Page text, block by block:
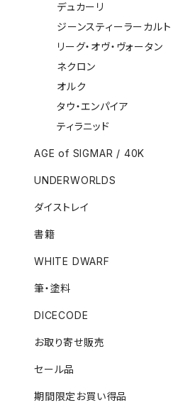
デュカーリ
ジーンスティーラーカルト
リーグ・オヴ・ヴォータン
ネクロン
オルク
タウ・エンパイア
ティラニッド
AGE of SIGMAR / 40K
UNDERWORLDS
ダイストレイ
書籍
WHITE DWARF
筆・塗料
DICECODE
お取り寄せ販売
セール品
期間限定お買い得品